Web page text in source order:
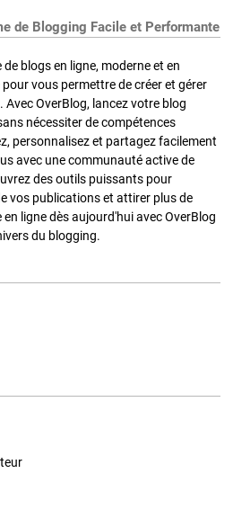
de Blogging Facile et Performante
blogs en ligne, moderne et en
vous permettre de créer et gérer
OverBlog, lancez votre blog
nécessiter de compétences
personnalisez et partagez facilement
avec une communauté active de
des outils puissants pour
vos publications et attirer plus de
ligne dès aujourd'hui avec OverBlog
du blogging.